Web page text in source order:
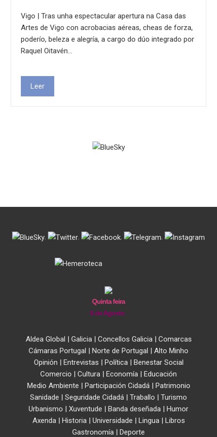
Vigo | Tras unha espectacular apertura na Casa das
Artes de Vigo con acrobacias aéreas, cheas de forza,
poderío, beleza e alegría, a cargo do dúo integrado por
Raquel Oitavén…
Leer
. . . .
Quinta feira
6 de Agosto
Aldea Global | Galicia| Concellos Galicia| Comarcas
Cámaras Portugal | Norte de Portugal | Alto Minho
Opinión | Entrevistas | Política| Benestar Social
Comercio | Cultura | Economía | Educación
Medio Ambiente | Participación Cidadá| Patrimonio
Sanidade | Seguridade Cidadá | Traballo | Turismo
Urbanismo | Xuventude | Banda deseñada | Humor
Axenda| Historia| Universidade | Lingua| Libros
Gastronomía | Deporte